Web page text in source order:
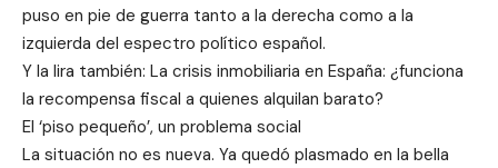
puso en pie de guerra tanto a la derecha como a la
izquierda del espectro político español.
Y la lira también: La crisis inmobiliaria en España: ¿funciona
la recompensa fiscal a quienes alquilan barato?
El ‘piso pequeño’, un problema social
La situación no es nueva. Ya quedó plasmado en la bella